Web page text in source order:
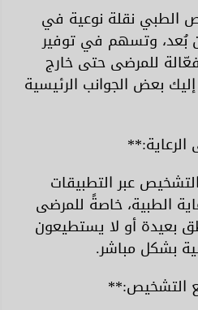
الطبي نقلة نوعية في
بُعد، وتسهم في توفير
للمرضى حتى خارج
إليك بعض الجوانب الرئيسية
عبر التطبيقات
الطبية، خاصةً للمرضى
بعيدة أو لا يستطيعون
بشكل مباشر.